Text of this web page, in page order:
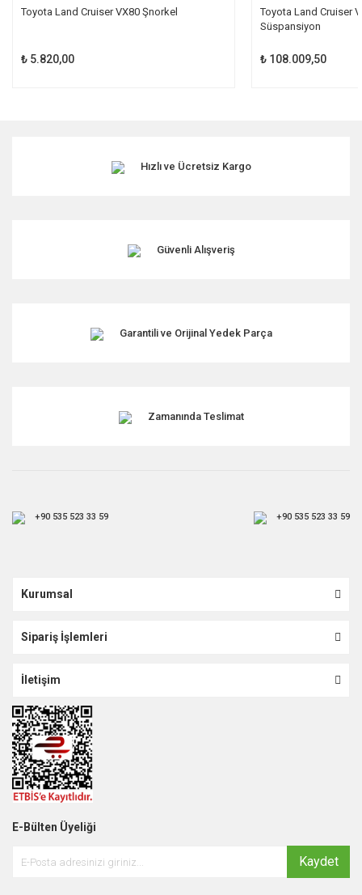
Toyota Land Cruiser VX80 Şnorkel
₺ 5.820,00
Toyota Land Cruiser
Süspansiyon
₺ 108.009,50
Hızlı ve Ücretsiz Kargo
Güvenli Alışveriş
Garantili ve Orijinal Yedek Parça
Zamanında Teslimat
+90 535 523 33 59 +90 535 523 33 59
Kurumsal
Sipariş İşlemleri
İletişim
E-Bülten Üyeliği
Kaydet